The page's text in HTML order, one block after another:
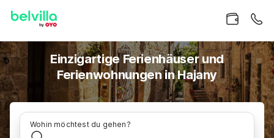
Einzigartige Ferienhäuser und
Ferienwohnungen in Hajany
Wohin möchtest du gehen?